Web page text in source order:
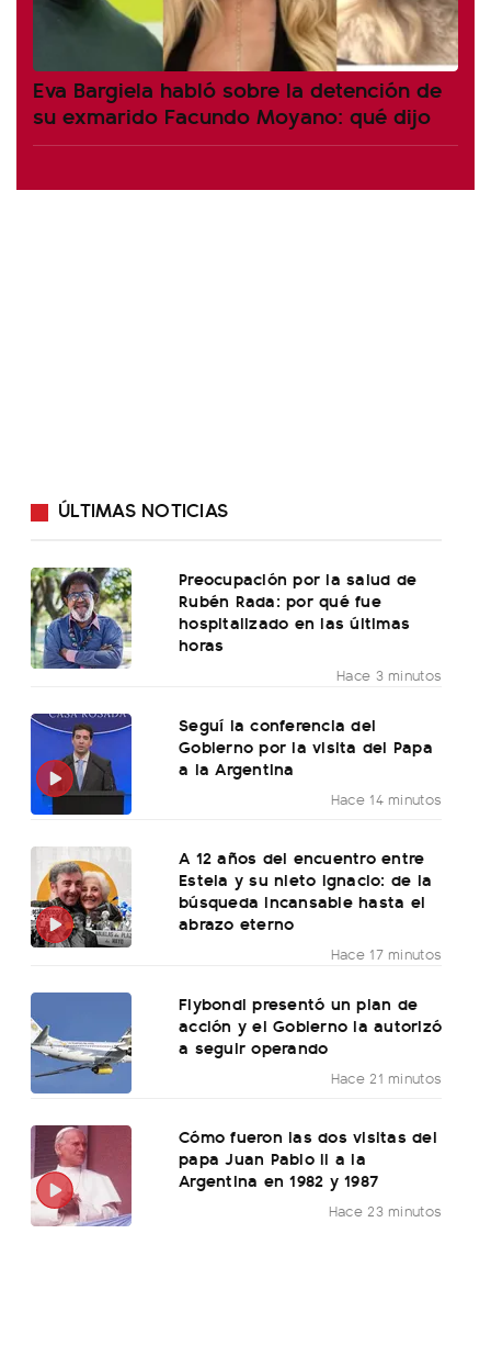
Eva Bargiela habló sobre la detención de
su exmarido Facundo Moyano: qué dijo
ÚLTIMAS NOTICIAS
Preocupación por la salud de
Rubén Rada: por qué fue
hospitalizado en las últimas
horas
Hace 3 minutos
Seguí la conferencia del
Gobierno por la visita del Papa
a la Argentina
Hace 14 minutos
A 12 años del encuentro entre
Estela y su nieto Ignacio: de la
búsqueda incansable hasta el
abrazo eterno
Hace 17 minutos
Flybondi presentó un plan de
acción y el Gobierno la autorizó
a seguir operando
Hace 21 minutos
Cómo fueron las dos visitas del
papa Juan Pablo II a la
Argentina en 1982 y 1987
Hace 23 minutos